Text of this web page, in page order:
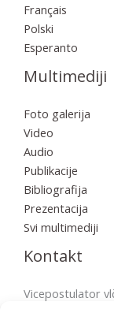
Français
Polski
Esperanto
Multimediji
Foto galerija
Video
Audio
Publikacije
Bibliografija
Prezentacija
Svi multimediji
Kontakt
Vicepostulator